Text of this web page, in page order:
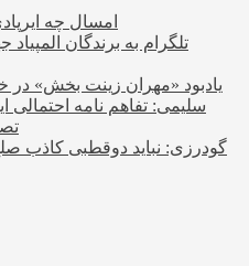
امسال چه
تلگرام به برندگان
یادبود «مهران زینت بخش» در
سلیمی: تفاهم نامه احتمالی
گودرزی: نباید دوقطبی کاذب